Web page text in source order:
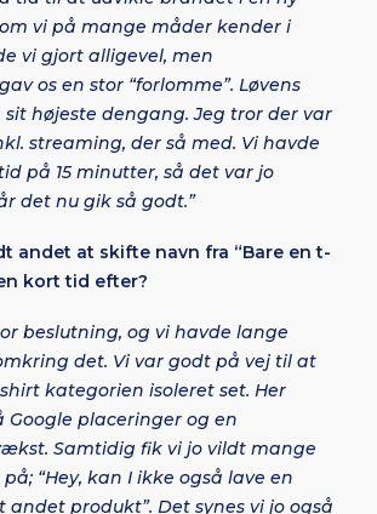
vi på mange måder kender i
vi gjort alligevel, men
os en stor “forlomme”. Løvens
sit højeste dengang. Jeg tror der var
streaming, der så med. Vi havde
på 15 minutter, så det var jo
det nu gik så godt.”
andet at skifte navn fra “Bare en t-
kort tid efter?
beslutning, og vi havde lange
det. Vi var godt på vej til at
kategorien isoleret set. Her
placeringer og en
Samtidig fik vi jo vildt mange
“Hey, kan I ikke også lave en
andet produkt”. Det synes vi jo også